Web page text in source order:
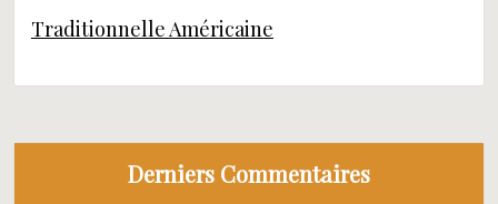
Traditionnelle Américaine
Derniers Commentaires